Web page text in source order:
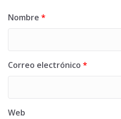
Nombre *
Correo electrónico *
Web